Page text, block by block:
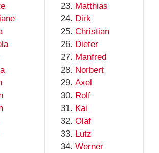
Matthias
Dirk
Christian
Dieter
Manfred
Norbert
Axel
Rolf
Kai
Olaf
Lutz
Werner